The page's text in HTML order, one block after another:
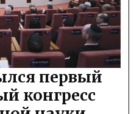
первый
конгресс